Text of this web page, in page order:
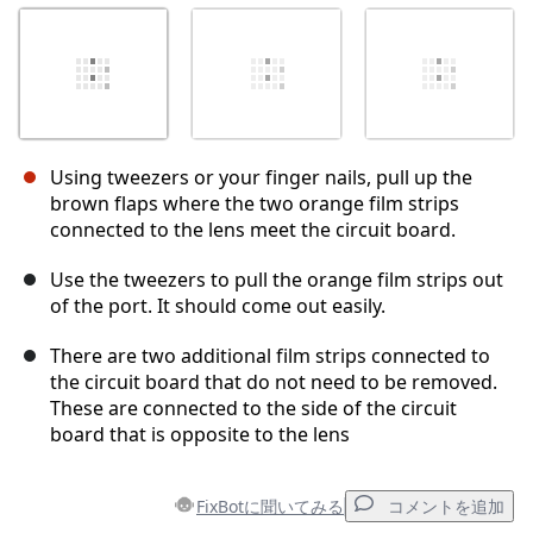
Using tweezers or your finger nails, pull up the
brown flaps where the two orange film strips
connected to the lens meet the circuit board.
Use the tweezers to pull the orange film strips out
of the port. It should come out easily.
There are two additional film strips connected to
the circuit board that do not need to be removed.
These are connected to the side of the circuit
board that is opposite to the lens
FixBotに聞いてみる コメントを追加